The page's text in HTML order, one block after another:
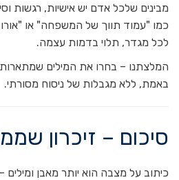
מבינים שלכל אדם יש אישיות, רגשות
כמו "עמוד תווך של המשפחה" או "אורו
לכל מגדר, תלוי בדמות עצמה.
המלצתנו – בחרו את המילים
באמת, ללא מגבלות של ניסוח מסורתי.
סיכום – זיכרון
כיתוב על מצבה הוא יותר מאבן